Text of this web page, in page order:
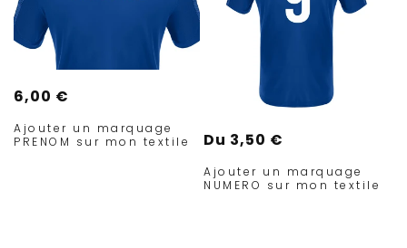
Prix
6,00 €
Ajouter un marquage
PRENOM sur mon textile
Prix
Du 3,50 €
Ajouter un marquage
NUMERO sur mon textile